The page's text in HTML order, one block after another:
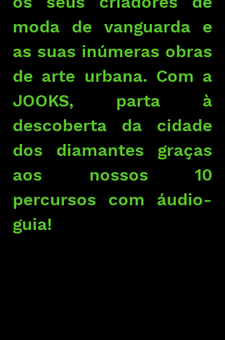
moda de vanguarda e
as suas inúmeras obras
de arte urbana. Com a
JOOKS, parta à
descoberta da cidade
dos diamantes graças
aos nossos 10
percursos com áudio-
guia!